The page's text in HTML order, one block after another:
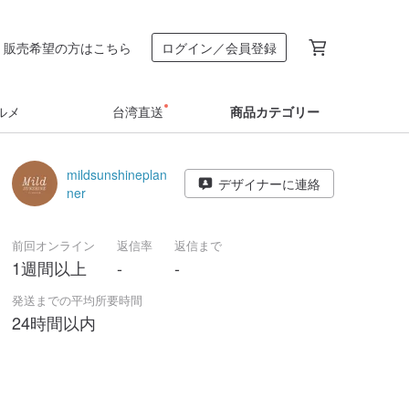
販売希望の方はこちら ログイン／会員登録
メ 台湾直送 商品カテゴリー
mildsunshineplan
ner
デザイナーに連絡
前回オンライン
1週間以上
返信率
-
返信まで
-
発送までの平均所要時間
24時間以内